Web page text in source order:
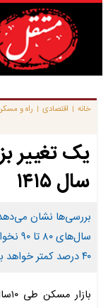
خانه | اقتصادی | راه و
یک تغییر
سال ۱۴۱۵
بررسی‌ها نشان می‌دهد
۴۰ درصد کمتر خواهد بود